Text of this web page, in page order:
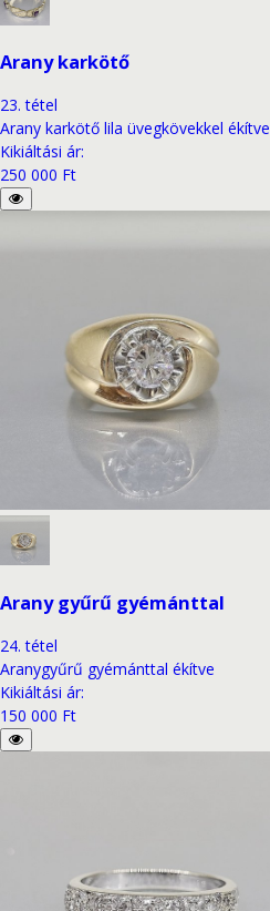
Arany karkötő
23. tétel
Arany karkötő lila üvegkövekkel ékítve
Kikiáltási ár:
250 000 Ft
Arany gyűrű gyémánttal
24. tétel
Aranygyűrű gyémánttal ékítve
Kikiáltási ár:
150 000 Ft